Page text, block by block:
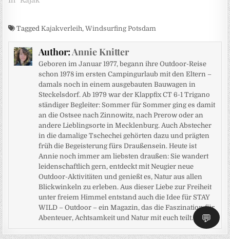
💬
TaggedKajakverleih,Windsurfing Potsdam
Author:Annie Knitter
Geboren im Januar 1977, begann ihre Outdoor-Reise
schon 1978 im ersten Campingurlaub mit den Eltern –
damals noch in einem ausgebauten Bauwagen in
Steckelsdorf. Ab 1979 war der Klappfix CT 6-1 Trigano
ständiger Begleiter: Sommer für Sommer ging es damit
an die Ostsee nach Zinnowitz, nach Prerow oder an
andere Lieblingsorte in Mecklenburg. Auch Abstecher
in die damalige Tschechei gehörten dazu und prägten
früh die Begeisterung fürs Draußensein. Heute ist
Annie noch immer am liebsten draußen: Sie wandert
leidenschaftlich gern, entdeckt mit Neugier neue
Outdoor-Aktivitäten und genießt es, Natur aus allen
Blickwinkeln zu erleben. Aus dieser Liebe zur Freiheit
unter freiem Himmel entstand auch die Idee für STAY
WILD – Outdoor – ein Magazin, das die Faszination für
Abenteuer, Achtsamkeit und Natur mit euch teilt.